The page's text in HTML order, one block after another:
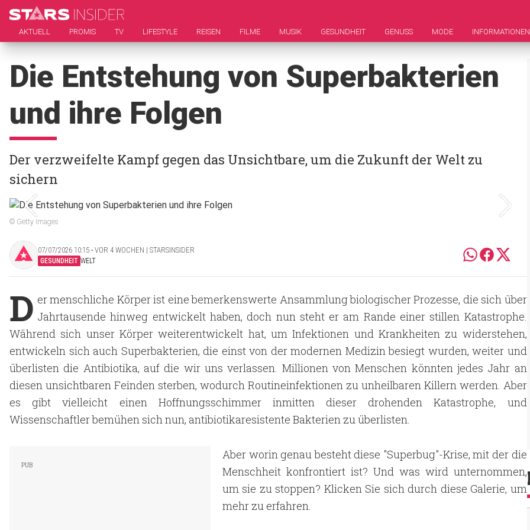
AKTUELL PROMIS TV LIFESTYLE REISEN FILME MUSIK GESUNDHEIT GENUSS MODE INFORMATIONEN
Die Entstehung von Superbakterien
und ihre Folgen
Der verzweifelte Kampf gegen das Unsichtbare, um die Zukunft der Welt zu
sichern
© Getty Images
07/07/2026 10:15 ‧ VOR 4 WOCHEN | STARSINSIDER
GESUNDHEIT WELT
D er menschliche Körper ist eine bemerkenswerte Ansammlung biologischer Prozesse, die sich über
Jahrtausende hinweg entwickelt haben, doch nun steht er am Rande einer stillen Katastrophe.
Während sich unser Körper weiterentwickelt hat, um Infektionen und Krankheiten zu widerstehen,
entwickeln sich auch Superbakterien, die einst von der modernen Medizin besiegt wurden, weiter und
überlisten die Antibiotika, auf die wir uns verlassen. Millionen von Menschen könnten jedes Jahr an
diesen unsichtbaren Feinden sterben, wodurch Routineinfektionen zu unheilbaren Killern werden. Aber
es gibt vielleicht einen Hoffnungsschimmer inmitten dieser drohenden Katastrophe, und
Wissenschaftler bemühen sich nun, antibiotikaresistente Bakterien zu überlisten.
Aber worin genau besteht diese "Superbug"-Krise, mit der die
Menschheit konfrontiert ist? Und was wird unternommen,
um sie zu stoppen? Klicken Sie sich durch diese Galerie, um
mehr zu erfahren.